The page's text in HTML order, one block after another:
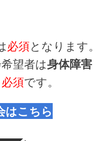
必須となります。
望者は身体障害
必須です。
はこちら